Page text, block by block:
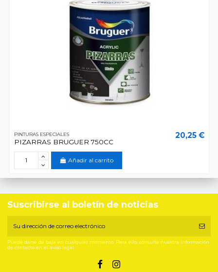
PINTURAS ESPECIALES
PIZARRAS BRUGUER 750CC
20,25 €
Añadir al carrito
Suscribirse al boletín de noticias
Puede darse de baja en cualquier momento. Para ello, consulte nuestra información
de contacto en el aviso legal.